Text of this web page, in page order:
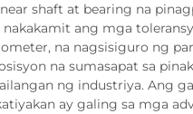
shaft at bearing na
nakakamit ang mga
na nagsisiguro ng
na sumasapat sa
ng industriya. Ang
ay galing sa mga